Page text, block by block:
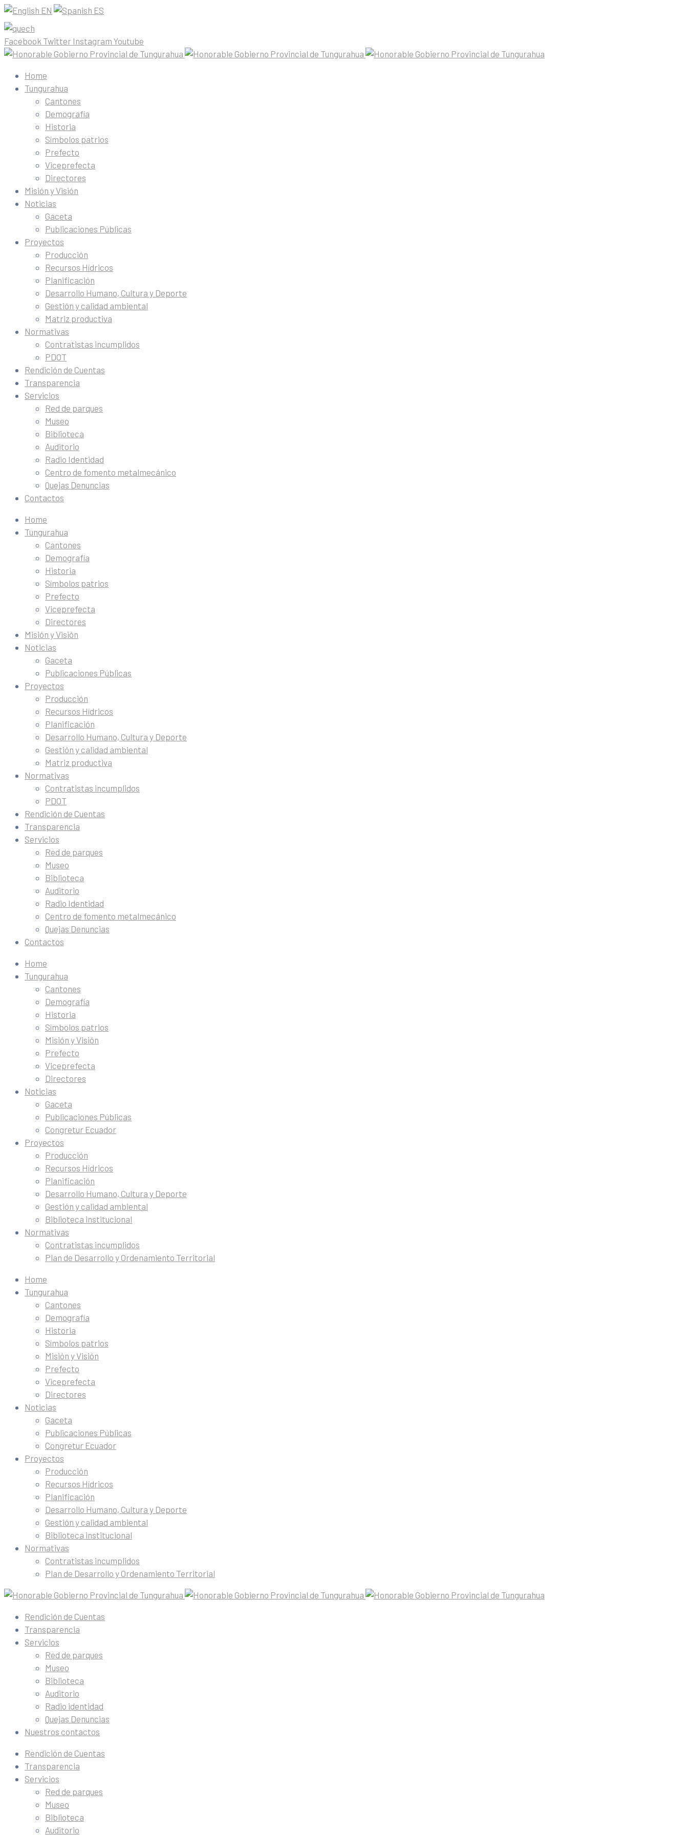
EN ES
Facebook Twitter Instagram Youtube
Home
Tungurahua
Cantones
Demografía
Historia
Símbolos patrios
Prefecto
Viceprefecta
Directores
Misión y Visión
Noticias
Gaceta
Publicaciones Públicas
Proyectos
Producción
Recursos Hídricos
Planificación
Desarrollo Humano, Cultura y Deporte
Gestión y calidad ambiental
Matriz productiva
Normativas
Contratistas incumplidos
PDOT
Rendición de Cuentas
Transparencia
Servicios
Red de parques
Museo
Biblioteca
Auditorio
Radio Identidad
Centro de fomento metalmecánico
Quejas Denuncias
Contactos
Home
Tungurahua
Cantones
Demografía
Historia
Símbolos patrios
Prefecto
Viceprefecta
Directores
Misión y Visión
Noticias
Gaceta
Publicaciones Públicas
Proyectos
Producción
Recursos Hídricos
Planificación
Desarrollo Humano, Cultura y Deporte
Gestión y calidad ambiental
Matriz productiva
Normativas
Contratistas incumplidos
PDOT
Rendición de Cuentas
Transparencia
Servicios
Red de parques
Museo
Biblioteca
Auditorio
Radio Identidad
Centro de fomento metalmecánico
Quejas Denuncias
Contactos
Home
Tungurahua
Cantones
Demografía
Historia
Símbolos patrios
Misión y Visión
Prefecto
Viceprefecta
Directores
Noticias
Gaceta
Publicaciones Públicas
Congretur Ecuador
Proyectos
Producción
Recursos Hídricos
Planificación
Desarrollo Humano, Cultura y Deporte
Gestión y calidad ambiental
Biblioteca institucional
Normativas
Contratistas incumplidos
Plan de Desarrollo y Ordenamiento Territorial
Home
Tungurahua
Cantones
Demografía
Historia
Símbolos patrios
Misión y Visión
Prefecto
Viceprefecta
Directores
Noticias
Gaceta
Publicaciones Públicas
Congretur Ecuador
Proyectos
Producción
Recursos Hídricos
Planificación
Desarrollo Humano, Cultura y Deporte
Gestión y calidad ambiental
Biblioteca institucional
Normativas
Contratistas incumplidos
Plan de Desarrollo y Ordenamiento Territorial
Rendición de Cuentas
Transparencia
Servicios
Red de parques
Museo
Biblioteca
Auditorio
Radio identidad
Quejas Denuncias
Nuestros contactos
Rendición de Cuentas
Transparencia
Servicios
Red de parques
Museo
Biblioteca
Auditorio